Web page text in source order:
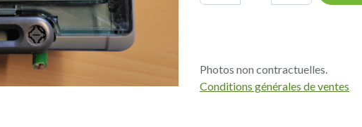
Photos non contractuelles.
Conditions générales de ventes